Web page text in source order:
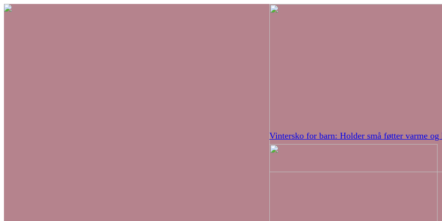
Vintersko for barn: Holder små føtter varme og